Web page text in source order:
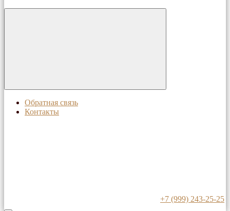
Обратная связь
Контакты
+7 (999) 243-25-25